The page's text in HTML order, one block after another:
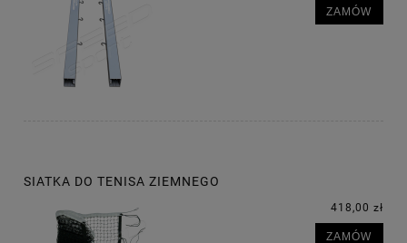
ZAMÓW
SIATKA DO TENISA ZIEMNEGO
418,00 zł
ZAMÓW